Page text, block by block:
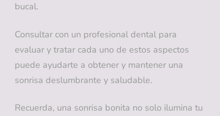
bucal.
Consultar con un profesional dental para
evaluar y tratar cada uno de estos aspectos
puede ayudarte a obtener y mantener una
sonrisa deslumbrante y saludable.
Recuerda, una sonrisa bonita no solo ilumina tu